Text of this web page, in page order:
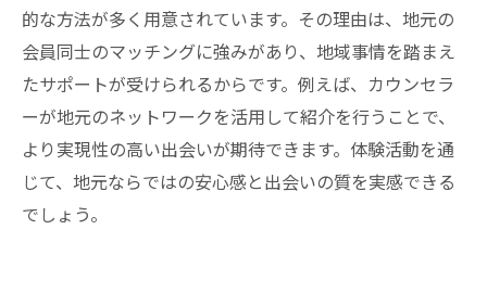
的な方法が多く用意されています。その理由は、地元の
会員同士のマッチングに強みがあり、地域事情を踏まえ
たサポートが受けられるからです。例えば、カウンセラ
ーが地元のネットワークを活用して紹介を行うことで、
より実現性の高い出会いが期待できます。体験活動を通
じて、地元ならではの安心感と出会いの質を実感できる
でしょう。